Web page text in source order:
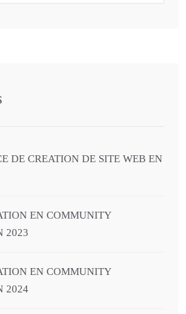
DE CREATION DE SITE WEB EN
EN COMMUNITY
2023
EN COMMUNITY
2024